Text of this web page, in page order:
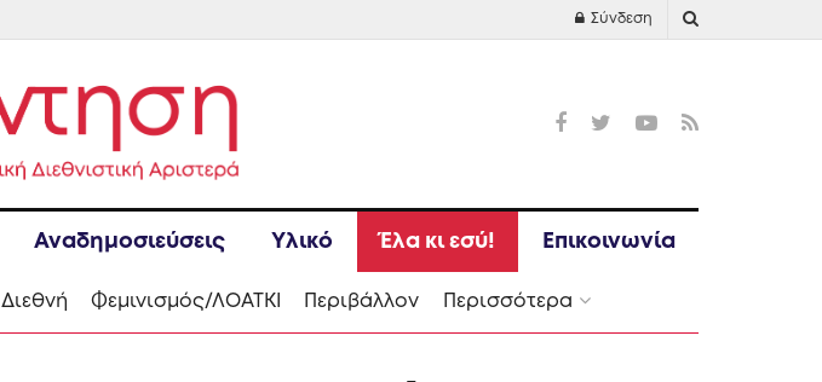
Σύνδεση
Αναδημοσιεύσεις Υλικό Έλα κι εσύ! Επικοινωνία
Διεθνή Φεμινισμός/ΛΟΑΤΚΙ Περιβάλλον Περισσότερα